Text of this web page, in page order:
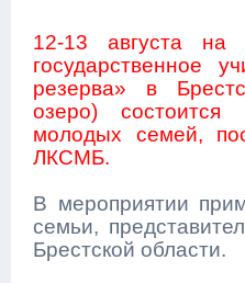
12-13 августа на
государственное
резерва» в
озеро)
молодых семей,
ЛКСМБ.
В мероприятии
семьи,
Брестской области.